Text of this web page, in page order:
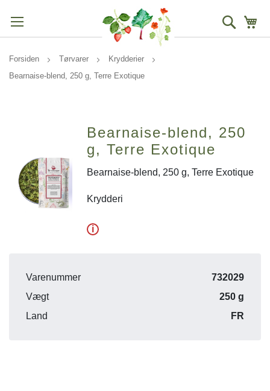
Søg
Forsiden Tørvarer
Krydderier
Bearnaise-blend, 250 g, Terre Exotique
Bearnaise-blend, 250
g, Terre Exotique
Bearnaise-blend, 250 g, Terre Exotique
Krydderi
i
Varenummer
732029
Vægt
250 g
Land
FR